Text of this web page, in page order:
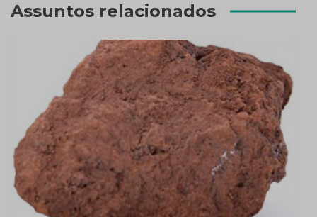
Assuntos relacionados